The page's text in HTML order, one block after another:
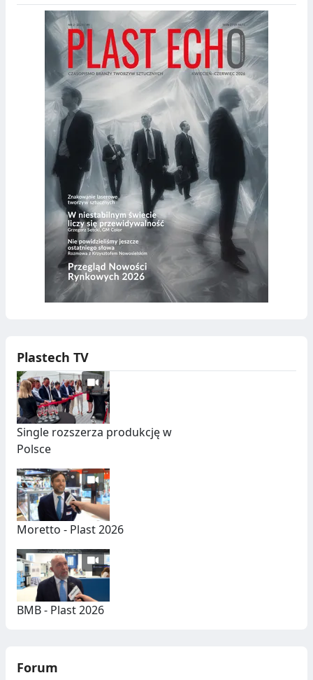
Plastech TV
Single rozszerza produkcję w
Polsce
Moretto - Plast 2026
BMB - Plast 2026
Forum